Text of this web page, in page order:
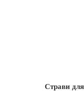
Страви